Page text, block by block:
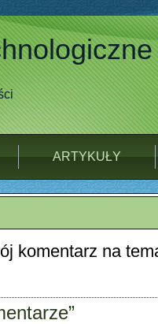
ARTYKUŁY
komentarz na